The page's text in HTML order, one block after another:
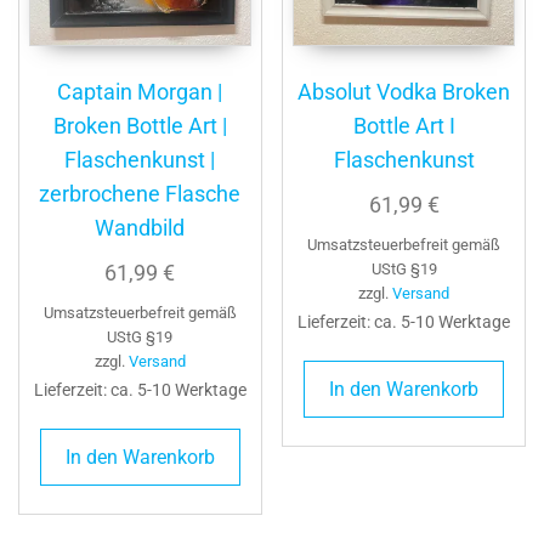
Captain Morgan |
Broken Bottle Art |
Flaschenkunst |
zerbrochene Flasche
Wandbild
61,99€
Umsatzsteuerbefreit gemäß
UStG §19
zzgl. Versand
Lieferzeit: ca. 5-10 Werktage
In den Warenkorb
Absolut Vodka Broken
Bottle Art I
Flaschenkunst
61,99 €
Umsatzsteuerbefreit gemäß
UStG §19
zzgl.Versand
Lieferzeit: ca. 5-10 Werktage
In den Warenkorb